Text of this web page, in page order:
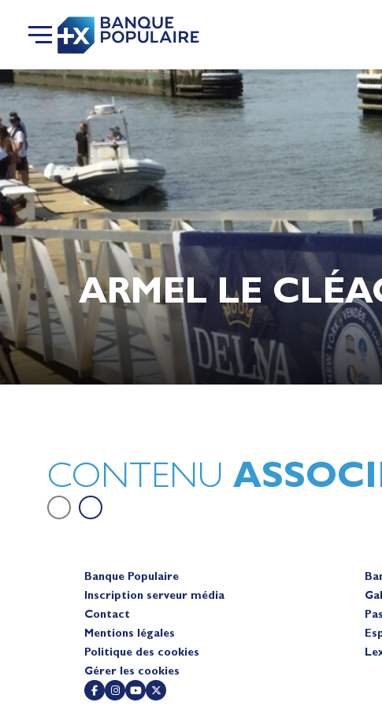
ARMEL LE
CONTENU
Lauriane Nolot en or à Long Beach,
Banque Populaire
Inscription serveur média
Contact
Mentions légales
Politique des cookies
Gérer les cookies